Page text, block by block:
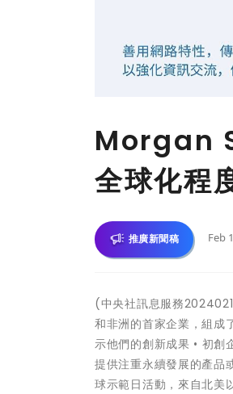
Morgan
全球化程
推廣新聞稿 Feb
(中央社訊息服務
和非洲的首家企業，組成
示他們的創新成果 • 初創
提供注重永續發展的產
球示範日活動，來自北美